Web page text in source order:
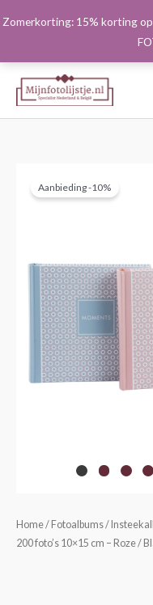
Zomerkorting: 15% korting
naar
Aanbieding -10%
Home/ Fotoalbums/
200 foto’s 10×15 cm – Roze /
Insteekalbum
Moments